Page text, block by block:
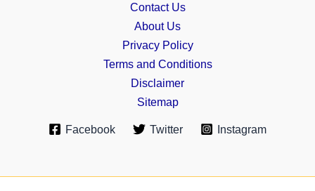
Contact Us
About Us
Privacy Policy
Terms and Conditions
Disclaimer
Sitemap
Facebook Twitter Instagram